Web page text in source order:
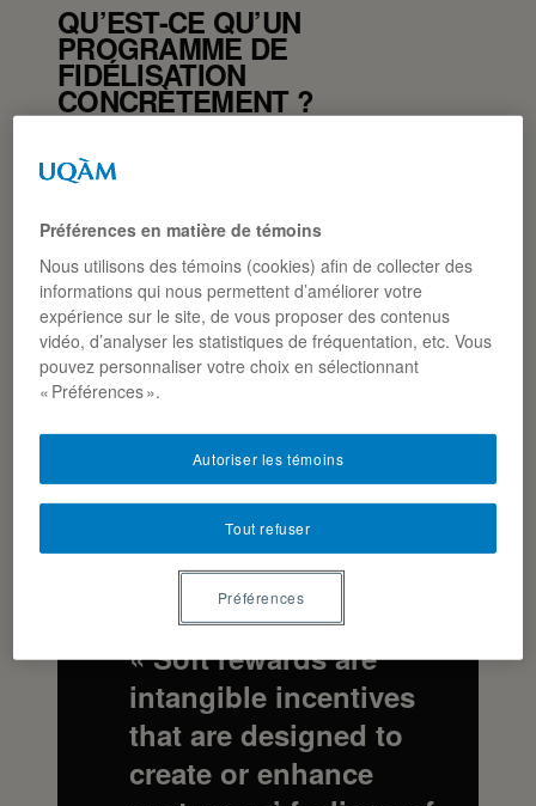
QU’EST-CE QU’UN
PROGRAMME DE
FIDÉLISATION
CONCRÈTEMENT ?
institutionnalisé d’incitations visant à améliorer le
terme » (Kim et al., 2021, p. 3)2.
Autrement dit, pour avoir le meilleur programme de
fidélisation ou juste un programme qui fonctionne
réellement, il faut qu’il incite le consommateur à venir
régulièrement, et non pas seulement parce qu’il reçoit
des récompenses. La marque doit faire
indépendamment partie de sa routine de vie et de son
environnement. Cette connexion émotionnelle à la
marque est la raison pour laquelle certaines marques
« Soft rewards are
intangible incentives
that are designed to
create or enhance
Préférences en matière de témoins
Nous utilisons des témoins (cookies) afin de collecter des
informations qui nous permettent d’améliorer votre
expérience sur le site, de vous proposer des contenus
vidéo, d’analyser les statistiques de fréquentation, etc. Vous
pouvez personnaliser votre choix en sélectionnant
« Préférences ».
Tout refuser
Autoriser les témoins
Préférences